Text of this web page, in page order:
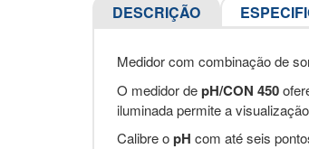
DESCRIÇÃO
Medidor com combinação de
O medidor depH/CON 450
iluminada permite a
Calibre opH com até seis